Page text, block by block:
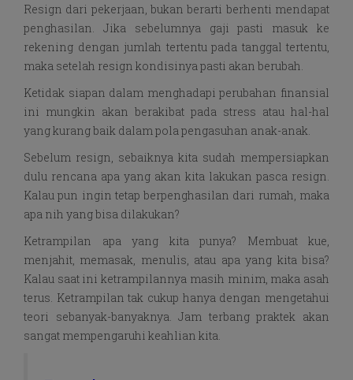
Resign dari pekerjaan, bukan berarti berhenti mendapat
penghasilan. Jika sebelumnya gaji pasti masuk ke
rekening dengan jumlah tertentu pada tanggal tertentu,
maka setelah resign kondisinya pasti akan berubah.
Ketidak siapan dalam menghadapi perubahan finansial
ini mungkin akan berakibat pada stress atau hal-hal
yang kurang baik dalam pola pengasuhan anak-anak.
Sebelum resign, sebaiknya kita sudah mempersiapkan
dulu rencana apa yang akan kita lakukan pasca resign.
Kalau pun ingin tetap berpenghasilan dari rumah, maka
apa nih yang bisa dilakukan?
Ketrampilan apa yang kita punya? Membuat kue,
menjahit, memasak, menulis, atau apa yang kita bisa?
Kalau saat ini ketrampilannya masih minim, maka asah
terus. Ketrampilan tak cukup hanya dengan mengetahui
teori sebanyak-banyaknya. Jam terbang praktek akan
sangat mempengaruhi keahlian kita.